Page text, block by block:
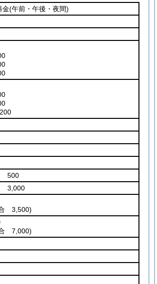
金(午前・午後・夜間)
500
3,000
3,500)
7,000)